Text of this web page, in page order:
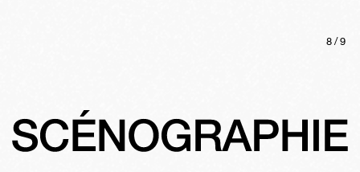
8 /9